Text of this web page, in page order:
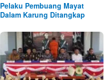
Pelaku Pembuang Mayat
Dalam Karung Ditangkap